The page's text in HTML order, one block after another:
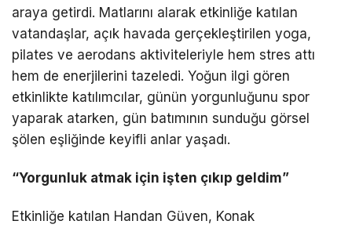
araya getirdi. Matlarını alarak etkinliğe katılan
vatandaşlar, açık havada gerçekleştirilen yoga,
pilates ve aerodans aktiviteleriyle hem stres attı
hem de enerjilerini tazeledi. Yoğun ilgi gören
etkinlikte katılımcılar, günün yorgunluğunu spor
yaparak atarken, gün batımının sunduğu görsel
şölen eşliğinde keyifli anlar yaşadı.
“Yorgunluk atmak için işten çıkıp geldim”
Etkinliğe katılan Handan Güven, Konak